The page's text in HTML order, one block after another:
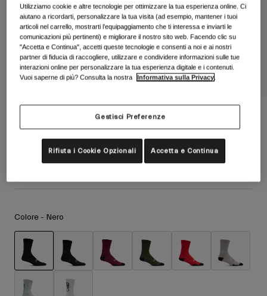
Scarpe da Gravel
Vedi tutto
Abbigliamento da Strada
Abbigliamento da MTB
Vedi tutto
Maschere
Guanti
Ricambi
Vedi tutto
Snowboard
Con lenti intercambiabili
Donna
Lenti di ricambio
Bambino
Utilizzo
All Mountain
Calze HRC Team
Prodotto n.39048
€ 22.99
Colore - Nero
Utilizziamo cookie e altre tecnologie per ottimizzare la tua esperienza online. Ci
aiutano a ricordarti, personalizzare la tua visita (ad esempio, mantener i tuoi
articoli nel carrello, mostrarti l’equipaggiamento che ti interessa e inviarti le
comunicazioni più pertinenti) e migliorare il nostro sito web. Facendo clic su
"Accetta e Continua", accetti queste tecnologie e consenti a noi e ai nostri
partner di fiducia di raccogliere, utilizzare e condividere informazioni sulle tue
interazioni online per personalizzare la tua esperienza digitale e i contenuti.
Vuoi saperne di più? Consulta la nostra
Informativa sulla Privacy.
Gestisci Preferenze
Rifiuta i Cookie Opzionali Accetta e Continua